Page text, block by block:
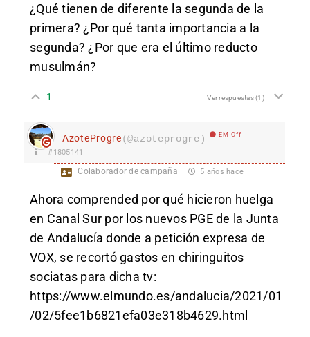
¿Qué tienen de diferente la segunda de la
primera? ¿Por qué tanta importancia a la
segunda? ¿Por que era el último reducto
musulmán?
1 Ver respuestas(1)
AzoteProgre(@azoteprogre) EM Off
#1805141
Colaborador de campaña 5 años hace
Ahora comprended por qué hicieron huelga
en Canal Sur por los nuevos PGE de la Junta
de Andalucía donde a petición expresa de
VOX, se recortó gastos en chiringuitos
sociatas para dicha tv:
https://www.elmundo.es/andalucia/2021/01
/02/5fee1b6821efa03e318b4629.html